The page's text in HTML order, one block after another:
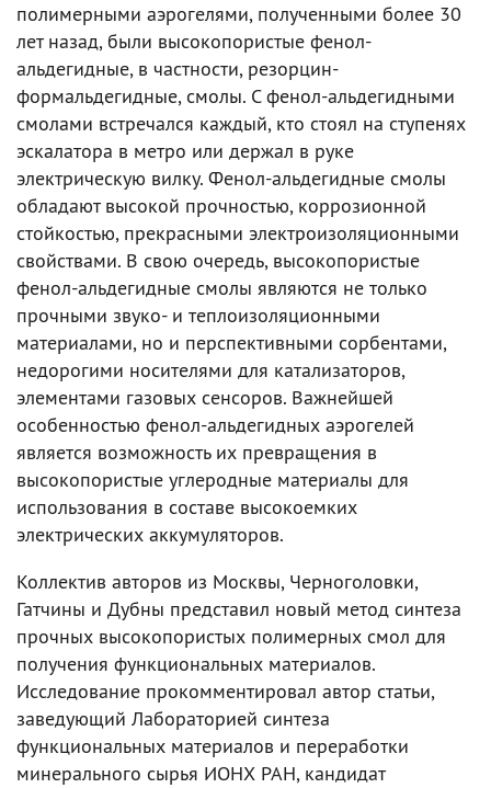
полимерными аэрогелями, полученными более 30
лет назад, были высокопористые фенол-
альдегидные, в частности, резорцин-
формальдегидные, смолы. С фенол-альдегидными
смолами встречался каждый, кто стоял на ступенях
эскалатора в метро или держал в руке
электрическую вилку. Фенол-альдегидные смолы
обладают высокой прочностью, коррозионной
стойкостью, прекрасными электроизоляционными
свойствами. В свою очередь, высокопористые
фенол-альдегидные смолы являются не только
прочными звуко- и теплоизоляционными
материалами, но и перспективными сорбентами,
недорогими носителями для катализаторов,
элементами газовых сенсоров. Важнейшей
особенностью фенол-альдегидных аэрогелей
является возможность их превращения в
высокопористые углеродные материалы для
использования в составе высокоемких
электрических аккумуляторов.
Коллектив авторов из Москвы, Черноголовки,
Гатчины и Дубны представил новый метод синтеза
прочных высокопористых полимерных смол для
получения функциональных материалов.
Исследование прокомментировал автор статьи,
заведующий Лабораторией синтеза
функциональных материалов и переработки
минерального сырья ИОНХ РАН, кандидат